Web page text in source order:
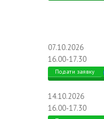
07.10.2026
16.00-17.30
Подати заявку
14.10.2026
16.00-17.30